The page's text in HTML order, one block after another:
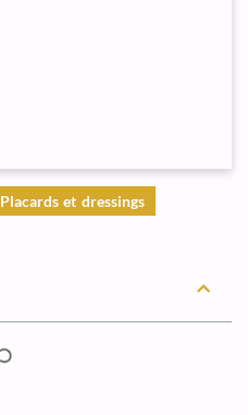
Placards et dressings